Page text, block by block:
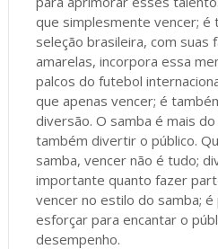
que simplesmente vencer;
seleção brasileira, com suas
amarelas, incorpora essa
palcos do futebol
que apenas vencer; é
diversão. O samba é mais
também divertir o público.
samba, vencer não é tudo;
importante quanto fazer
vencer no estilo do samba;
esforçar para encantar o
desempenho.